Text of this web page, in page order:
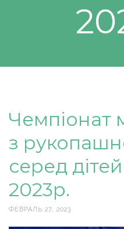
Чемпіонат
з
серед
2023р.
ФЕВРАЛЬ 27, 2023